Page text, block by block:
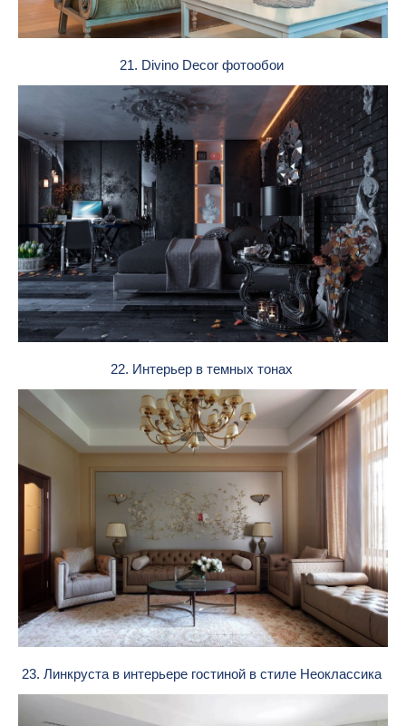
21. Divino Decor фотообои
22. Интерьер в темных тонах
23. Линкруста в интерьере гостиной в стиле Неоклассика